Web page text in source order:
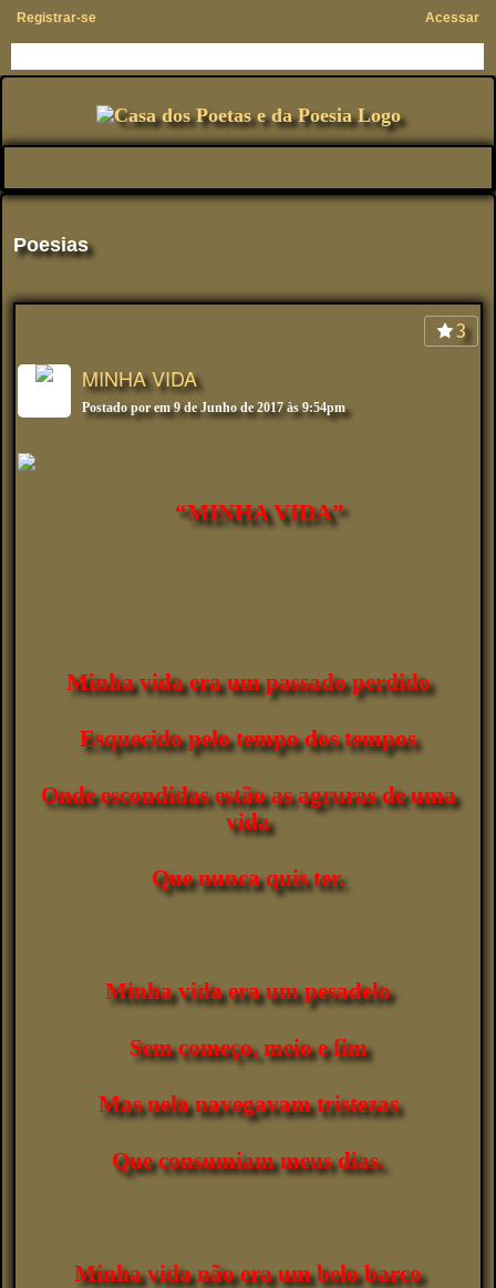
Registrar-se Acessar
Poesias
3
MINHA VIDA
Postado porem 9 de Junho de 2017 às 9:54pm
“MINHA VIDA”
Minha vida era um passado perdido
Esquecido pelo tempo dos tempos
Onde escondidas estão as agruras de uma
vida
Que nunca quis ter.
Minha vida era um pesadelo
Sem começo, meio e fim
Mas nela navegavam tristezas
Que consumiam meus dias.
Minha vida não era um belo barco